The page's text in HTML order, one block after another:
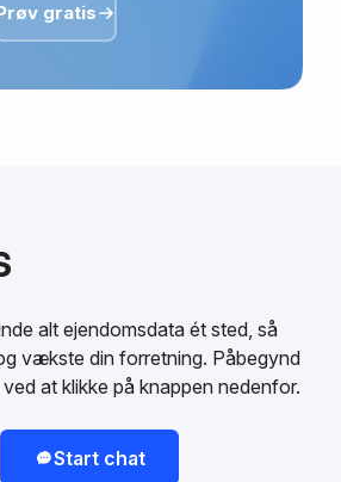
gratis
alt ejendomsdata ét sted, så
vækste din forretning. Påbegynd
at klikke på knappen nedenfor.
Start chat